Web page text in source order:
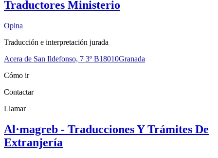
Traductores Ministerio
Opina
Traducción e interpretación jurada
Acera de San Ildefonso, 7 3º B18010Granada
Cómo ir
Contactar
Llamar
Al·magreb - Traducciones Y Trámites De
Extranjería